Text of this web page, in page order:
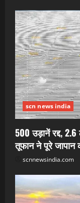
scn news india
500 उड़ानें रद्द,
तूफान ने पूरे जापान
scnnewsindia.com